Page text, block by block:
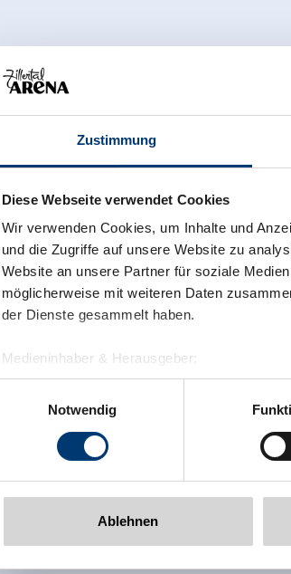
Zustimmung
Diese Webseite verwendet Cookies
Wir verwenden Cookies, um Inhalte und
und die Zugriffe auf unsere Website zu
Website an unsere Partner für soziale
möglicherweise mit weiteren Daten
der Dienste gesammelt haben.
Medieninhaber & Herausgeber:
Zeller Bergbahnen Zillertal GmbH & Co KG
Rohr 23// A-6280 Zell am Ziller
www.zillertalarena.com
Notwendig
Ablehnen